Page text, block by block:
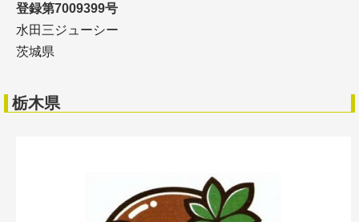
登録第7009399号
水田三ジューシー
茨城県
栃木県